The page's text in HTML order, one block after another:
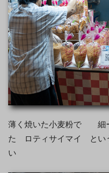
薄く焼いた小麦粉で 細
た ロティサイマイ と
い